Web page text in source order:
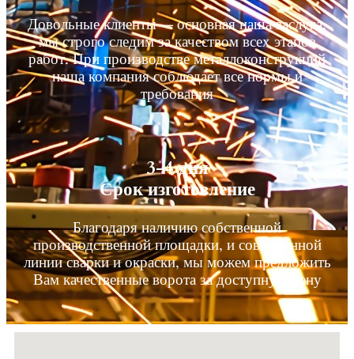
Довольные клиенты — основная наша заслуга,
мы строго следим за качеством всех этапов
работ. При производстве металлоконструкций
наша компания соблюдает все нормы и
требования
3-4 дня
Срок изготовление
Благодаря наличию собственной
производственной площадки, и современной
линии сварки и окраски, мы можем предложить
Вам качественные ворота за доступную цену